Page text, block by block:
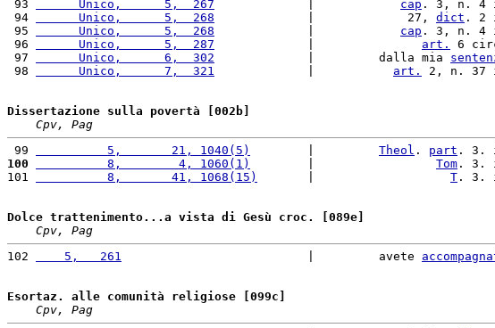
93
      Unico,      5,  267
cap . 3, n. 4
94
      Unico,      5,  268
             |             27,
dict . 2
95
      Unico,      5,  268
cap . 3, n. 4
96
      Unico,      5,  287
art. 6
97
      Unico,      6,  302
             |         dalla mia
98
      Unico,      7,  321
art. 2, n. 37
Dissertazione sulla povertà [002b]
Cpv, Pag
99
          5,       21, 1040(5)
Theol . part . 3.
100
          8,        4, 1060(1)
Tom . 3.
101
          8,       41, 1068(15)
T . 3.
Dolce trattenimento...a vista di Gesù croc. [089e]
Cpv, Pag
102
    5,   261
                          |         avete
Esortaz. alle comunità religiose [099c]
Cpv, Pag